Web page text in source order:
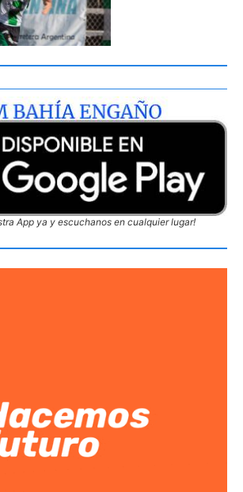
App ya y escuchanos en cualquier lugar!